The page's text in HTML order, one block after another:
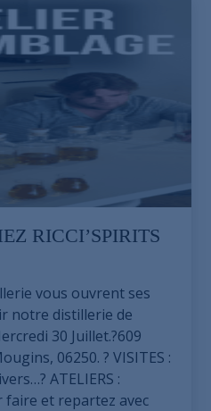
RICCI’SPIRITS
vous ouvrent ses
notre distillerie de
30 Juillet.?609
06250. ? VISITES :
ATELIERS :
faire et repartez avec